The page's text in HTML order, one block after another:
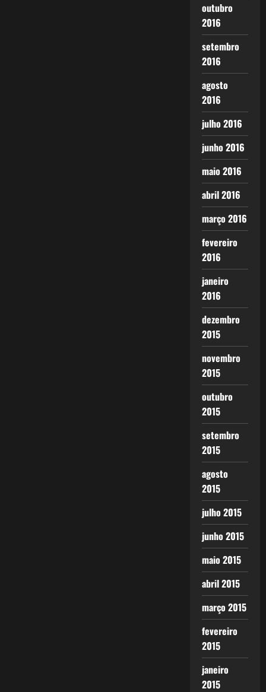
outubro
2016
setembro
2016
agosto
2016
julho 2016
junho 2016
maio 2016
abril 2016
março 2016
fevereiro
2016
janeiro
2016
dezembro
2015
novembro
2015
outubro
2015
setembro
2015
agosto
2015
julho 2015
junho 2015
maio 2015
abril 2015
março 2015
fevereiro
2015
janeiro
2015